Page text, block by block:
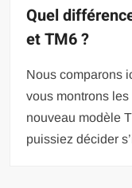
Quel
et TM6 ?
Nous comparons
vous montrons
nouveau modèle
puissiez décider